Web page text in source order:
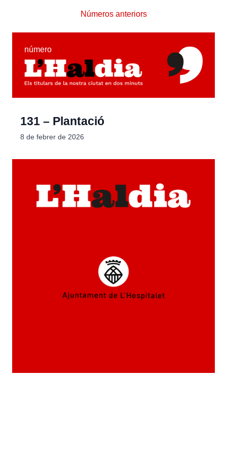
Números anteriors
número
131 – Plantació
8 de febrer de 2026